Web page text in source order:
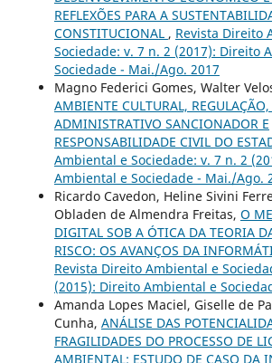
REFLEXÕES PARA A
CONSTITUCIONAL , Revista Direito
Sociedade: v. 7 n. 2 (2017): Direito
Sociedade - Mai./Ago. 2017
Magno Federici Gomes, Walter
AMBIENTE CULTURAL, REGULAÇÃO,
ADMINISTRATIVO SANCIONADOR E
RESPONSABILIDADE CIVIL DO
Ambiental e Sociedade: v. 7 n. 2
Ambiental e Sociedade - Mai./Ago.
Ricardo Cavedon, Heline Sivini
Obladen de Almendra Freitas, O
DIGITAL SOB A ÓTICA DA TEORIA
RISCO: OS AVANÇOS DA
Revista Direito Ambiental e
(2015): Direito Ambiental e
Amanda Lopes Maciel, Giselle de
Cunha, ANÁLISE DAS
FRAGILIDADES DO PROCESSO DE
AMBIENTAL: ESTUDO DE CASO DA